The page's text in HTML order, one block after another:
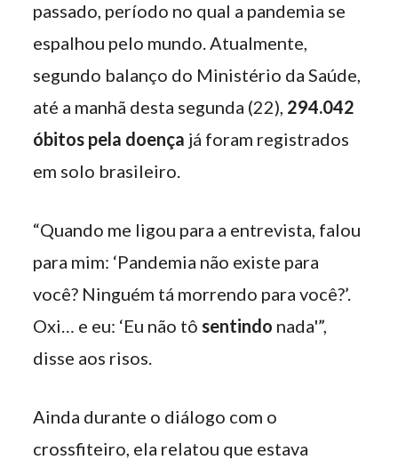
passado, período no qual a pandemia se
espalhou pelo mundo. Atualmente,
segundo balanço do Ministério da Saúde,
até a manhã desta segunda (22), 294.042
óbitos pela doença já foram registrados
em solo brasileiro.
“Quando me ligou para a entrevista, falou
para mim: ‘Pandemia não existe para
você? Ninguém tá morrendo para você?’.
Oxi… e eu: ‘Eu não tôsentindo nada'”,
disse aos risos.
Ainda durante o diálogo com o
crossfiteiro, ela relatou que estava